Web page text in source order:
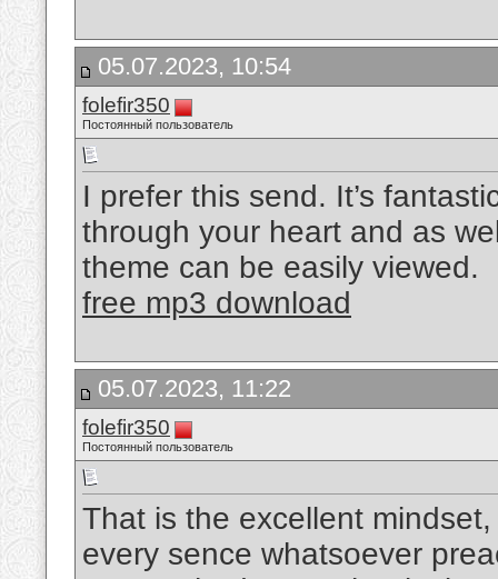
05.07.2023, 10:54
folefir350
Постоянный пользователь
I prefer this send. It’s
through your heart and as
theme can be easily viewed.
free mp3 download
05.07.2023, 11:22
folefir350
Постоянный пользователь
That is the excellent
every sence whatsoever